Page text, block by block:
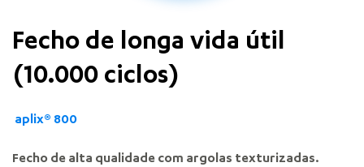
Fecho de longa vida útil
(10.000 ciclos)
aplix® 800
Fecho de alta qualidade com argolas texturizadas.